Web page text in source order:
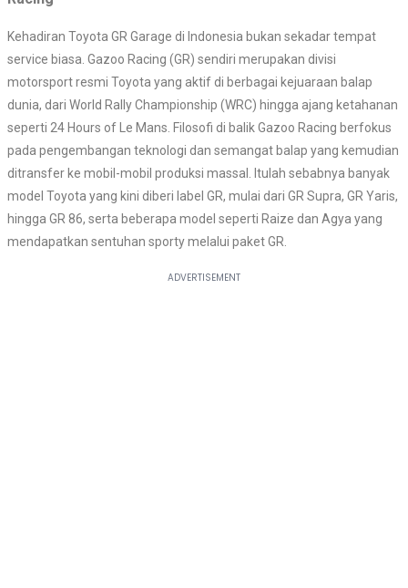
Kehadiran Toyota GR Garage di Indonesia bukan sekadar tempat
service biasa. Gazoo Racing (GR) sendiri merupakan divisi
motorsport resmi Toyota yang aktif di berbagai kejuaraan balap
dunia, dari World Rally Championship (WRC) hingga ajang ketahanan
seperti 24 Hours of Le Mans. Filosofi di balik Gazoo Racing berfokus
pada pengembangan teknologi dan semangat balap yang kemudian
ditransfer ke mobil-mobil produksi massal. Itulah sebabnya banyak
model Toyota yang kini diberi label GR, mulai dari GR Supra, GR Yaris,
hingga GR 86, serta beberapa model seperti Raize dan Agya yang
mendapatkan sentuhan sporty melalui paket GR.